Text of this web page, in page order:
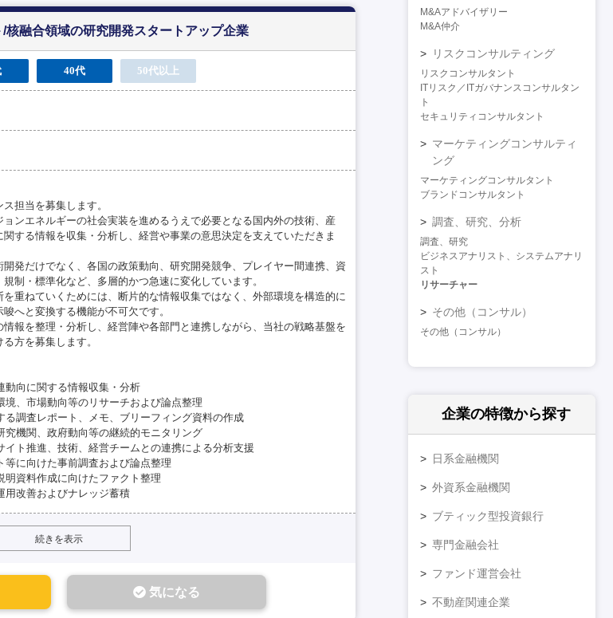
融合領域の研究開発スタートアップ企業
40代 50代以上
担当を募集します。
ンエネルギーの社会実装を進めるうえで必要となる国内外の技術、産
する情報を収集・分析し、経営や事業の意思決定を支えていただきま
発だけでなく、各国の政策動向、研究開発競争、プレイヤー間連携、資
制・標準化など、多層的かつ急速に変化しています。
重ねていくためには、断片的な情報収集ではなく、外部環境を構造的に
へと変換する機能が不可欠です。
報を整理・分析し、経営陣や各部門と連携しながら、当社の戦略基盤を
方を募集します。
動向に関する情報収集・分析
境、市場動向等のリサーチおよび論点整理
る調査レポート、メモ、ブリーフィング資料の作成
究機関、政府動向等の継続的モニタリング
イト推進、技術、経営チームとの連携による分析支援
に向けた事前調査および論点整理
資料作成に向けたファクト整理
用改善およびナレッジ蓄積
続きを表示
気になる
M&Aアドバイザリー
M&A仲介
リスクコンサルティング
リスクコンサルタント
ITリスク／ITガバナンスコンサルタン
ト
セキュリティコンサルタント
マーケティングコンサルティ
ング
マーケティングコンサルタント
ブランドコンサルタント
調査、研究、分析
調査、研究
ビジネスアナリスト、システムアナリ
スト
リサーチャー
その他（コンサル）
その他（コンサル）
企業の特徴から探す
日系金融機関
外資系金融機関
ブティック型投資銀行
専門金融会社
ファンド運営会社
不動産関連企業